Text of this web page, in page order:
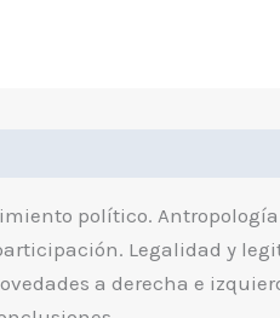
político.
Legalidad y
a derecha e